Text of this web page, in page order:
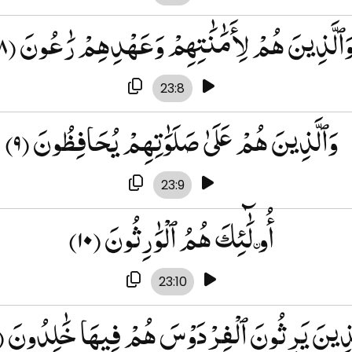
هُمْ لِأَمَٰنَٰتِهِمْ وَعَهْدِهِمْ رَٰعُونَ(۸)
23:8
وَٱلَّذِينَ هُمْ عَلَىٰ صَلَوَٰتِهِمْ يُحَافِظُونَ(۹)
23:9
أُو۟لَٰٓئِكَ هُمُ ٱلْوَٰرِثُونَ(۱۰)
23:10
يَرِثُونَ ٱلْفِرْدَوْسَ هُمْ فِيهَا خَٰلِدُونَ